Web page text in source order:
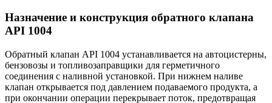
Назначение и конструкция обратного клапана
API 1004
Обратный клапан API 1004 устанавливается на автоцистерны,
бензовозы и топливозаправщики для герметичного
соединения с наливной установкой. При нижнем наливе
клапан открывается под давлением подаваемого продукта, а
при окончании операции перекрывает поток, предотвращая